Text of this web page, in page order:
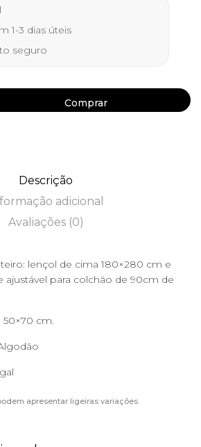
1-3 dias úteis
seguro
Comprar
Descrição
adicional
Avaliações (0)
lençol de cima 180×280 cm e
ajustável para colchão de 90cm de
cm.
apresentar ligeiras variações.